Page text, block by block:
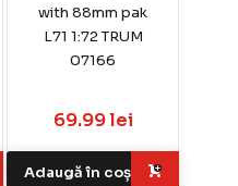
with 88mm pak
L71 1:72 TRUM
07166
69.99 lei
Adaugă în coș